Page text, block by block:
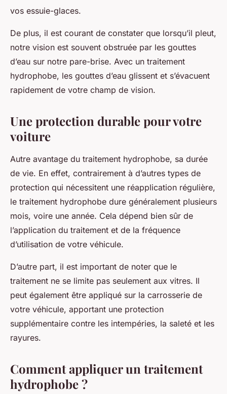
vos essuie-glaces.
De plus, il est courant de constater que lorsqu’il pleut,
notre vision est souvent obstruée par les gouttes
d’eau sur notre pare-brise. Avec un traitement
hydrophobe, les gouttes d’eau glissent et s’évacuent
rapidement de votre champ de vision.
Une protection durable pour votre
voiture
Autre avantage du traitement hydrophobe, sa durée
de vie. En effet, contrairement à d’autres types de
protection qui nécessitent une réapplication régulière,
le traitement hydrophobe dure généralement plusieurs
mois, voire une année. Cela dépend bien sûr de
l’application du traitement et de la fréquence
d’utilisation de votre véhicule.
D’autre part, il est important de noter que le
traitement ne se limite pas seulement aux vitres. Il
peut également être appliqué sur la carrosserie de
votre véhicule, apportant une protection
supplémentaire contre les intempéries, la saleté et les
rayures.
Comment appliquer un traitement
hydrophobe ?